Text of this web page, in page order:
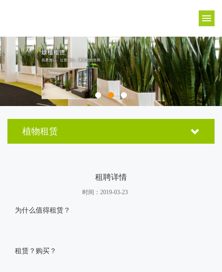
植物租赁
租聘详情
时间：2019-03-23
为什么值得租赁？
租赁？购买？